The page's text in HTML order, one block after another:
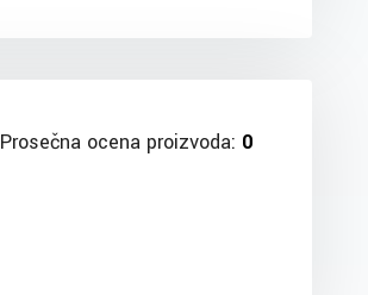
Prosečna ocena proizvoda: 0